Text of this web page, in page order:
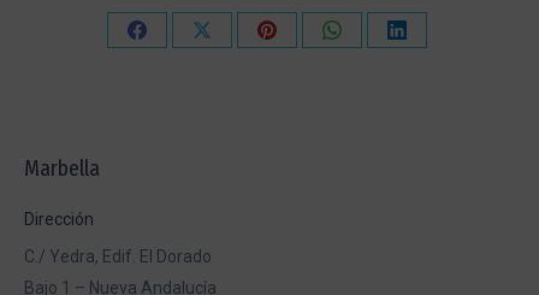
CompartirCompartirCompartirCompartirCompartir
Marbella
Dirección
C./ Yedra, Edif. El Dorado
Bajo 1 – Nueva Andalucía